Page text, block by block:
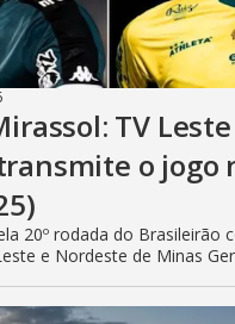
TV Leste
transmite o jogo
20º rodada do Brasileirão
e Nordeste de Minas